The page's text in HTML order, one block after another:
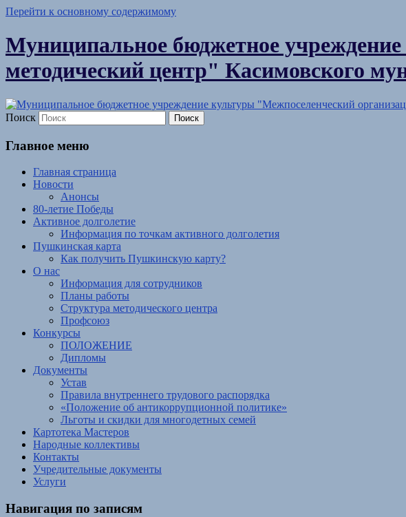
Перейти к основному содержимому
Муниципальное бюджетное
методический центр" Касимовского
Поиск
Главное меню
Главная страница
Новости
Анонсы
80-летие Победы
Активное долголетие
Информация по точкам активного долголетия
Пушкинская карта
Как получить Пушкинскую карту?
О нас
Информация для сотрудников
Планы работы
Структура методического центра
Профсоюз
Конкурсы
ПОЛОЖЕНИЕ
Дипломы
Документы
Устав
Правила внутреннего трудового распорядка
«Положение об антикоррупционной политике»
Льготы и скидки для многодетных семей
Картотека Мастеров
Народные коллективы
Контакты
Учредительные документы
Услуги
Навигация по записям